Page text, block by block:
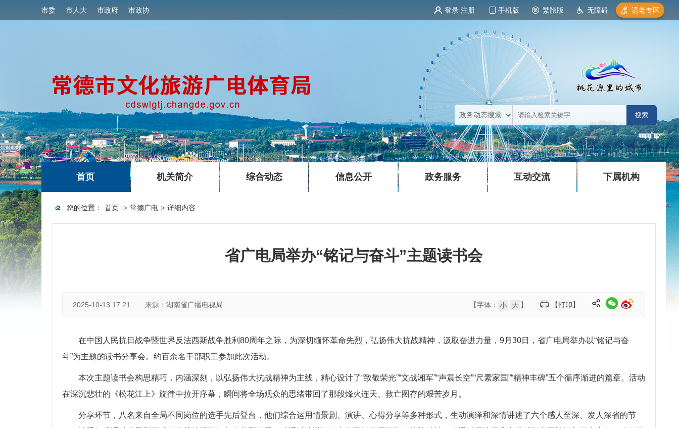
市委 市人大 市政府 市政协 登录 注册 手机版 繁體版 无障碍 适老专区
首页
|
机关简介
|
综合动态 信息公开 政务服务
|
互动交流
|
下属机构
您的位置： 首页 > 常德广电 > 详细内容
省广电局举办“铭记与奋斗”主题读书会
2025-10-13 17:21 来源：湖南省广播电视局 【打印】
【字体： 小 大 】
在中国人民抗日战争暨世界反法西斯战争胜利 80周年之际，为深切缅怀革命先烈，弘扬伟大抗战精神，汲取奋进力量，9月30日，省广电局举办以“铭记与奋
斗”为主题的读书分享会。约百余名干部职工参加此次活动。
本次主题读书会构思精巧，内涵深刻，以弘扬伟大抗战精神为主线，精心设计了“致敬荣光”“文战湘军”“声震长空”“尺素家国”“精神丰碑”五个循序渐进的篇章。活动
在深沉悲壮的《松花江上》旋律中拉开序幕，瞬间将全场观众的思绪带回了那段烽火连天、救亡图存的艰苦岁月。
分享环节，八名来自全局不同岗位的选手先后登台，他们综合运用情景剧、演讲、心得分享等多种形式，生动演绎和深情讲述了六个感人至深、发人深省的节